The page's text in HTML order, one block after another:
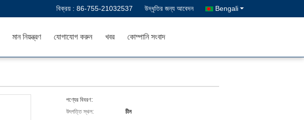
বিক্রয় : 86-755-21032537 উদ্ধৃতির জন্য আবেদন Bengali
মান নিয়ন্ত্রণ যোগাযোগ করুন খবর কোম্পানি সংবাদ
পণ্যের বিবরণ:
উৎপত্তি স্থল:
চীন